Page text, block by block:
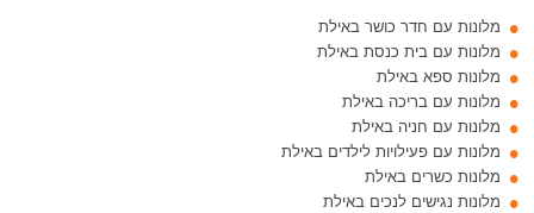
מלונות עם חדר כושר באילת
מלונות עם בית כנסת באילת
מלונות ספא באילת
מלונות עם בריכה באילת
מלונות עם חניה באילת
מלונות עם פעילויות לילדים באילת
מלונות כשרים באילת
מלונות נגישים לנכים באילת